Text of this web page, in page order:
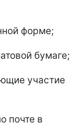
форме;
бумаге;
участие
почте в